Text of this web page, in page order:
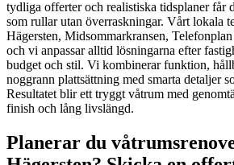
tydliga offerter och realistiska tidsplaner får
som rullar utan överraskningar. Vårt lokala
Hägersten, Midsommarkransen,
och vi anpassar alltid lösningarna efter
budget och stil. Vi kombinerar funktion,
noggrann plattsättning med smarta detaljer
Resultatet blir ett tryggt våtrum med
finish och lång livslängd.
Planerar du